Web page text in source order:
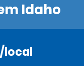
Idaho
local